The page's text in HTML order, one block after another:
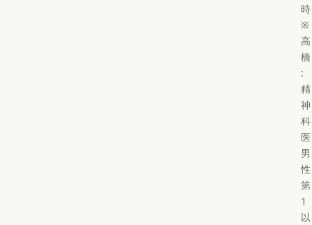
時
※
高
橋
:
精
神
科
医
男
性
第
1
以